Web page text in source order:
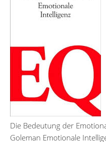
Die Bedeutung der
Goleman Emotionale